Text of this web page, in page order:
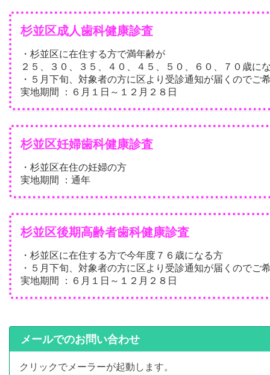
杉並区成人歯科健康診査
・杉並区に在住する方で満年齢が
２５、３０、３５、４０、４５、５０、６０、７０歳に
・５月下旬、対象者の方に区より受診通知が届くのでご
実地期間 ：６月１日～１２月２８日
杉並区妊婦歯科健康診査
・杉並区在住の妊婦の方
実地期間 ：通年
杉並区後期高齢者歯科健康診査
・杉並区に在住する方で今年度７６歳になる方
・５月下旬、対象者の方に区より受診通知が届くのでご
実地期間 ：６月１日～１２月２８日
メールでのお問い合わせ
クリックでメーラーが起動します。